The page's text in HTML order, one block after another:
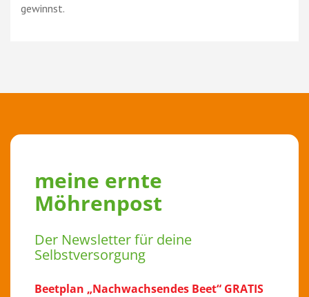
gewinnst.
meine ernte
Möhrenpost
Der Newsletter für deine
Selbstversorgung
Beetplan „Nachwachsendes Beet“ GRATIS